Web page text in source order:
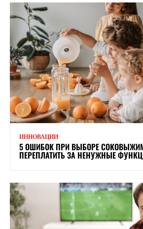
ИННОВАЦИИ
5 ОШИБОК ПРИ ВЫБОРЕ
ПЕРЕПЛАТИТЬ ЗА НЕНУЖНЫЕ